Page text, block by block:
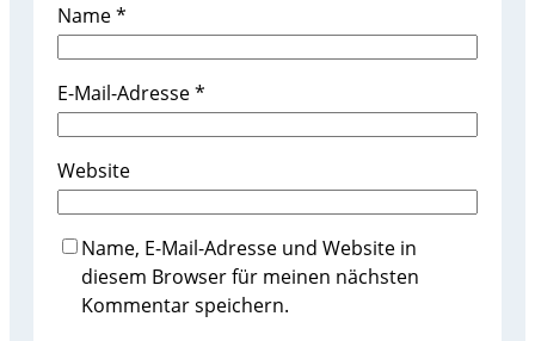
Name*
E-Mail-Adresse*
Website
Name, E-Mail-Adresse und Website in
diesem Browser für meinen nächsten
Kommentar speichern.